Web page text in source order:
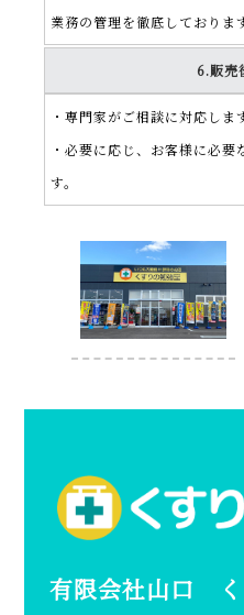
業務の管理を徹底しております
6.販売
・専門家がご相談に対応します
・必要に応じ、お客様に必
す。
有限会社山口 く